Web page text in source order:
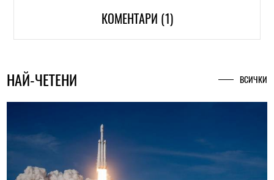
КОМЕНТАРИ (1)
НАЙ-ЧЕТЕНИ ВСИЧКИ